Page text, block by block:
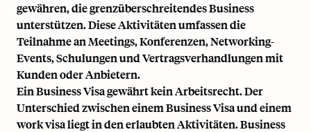
gewähren, die grenzüberschreitendes Business
unterstützen. Diese Aktivitäten umfassen die
Teilnahme an Meetings, Konferenzen, Networking-
Events, Schulungen und Vertragsverhandlungen mit
Kunden oder Anbietern.
Ein Business Visa gewährt kein Arbeitsrecht. Der
Unterschied zwischen einem Business Visa und einem
work visaliegt in den erlaubten Aktivitäten. Business